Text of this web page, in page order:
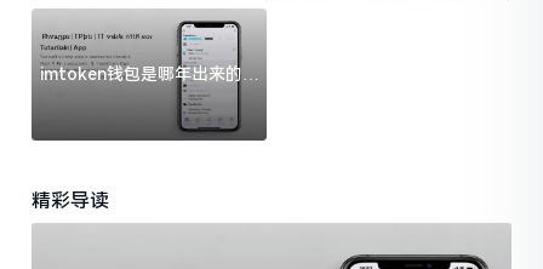
imtoken钱包是哪年出来的？
一文给你说清楚
精彩导读